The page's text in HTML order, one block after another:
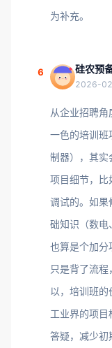
为补充。
6 硅农预
2026-
从企业招聘
一色的培训班
制器），其实
项目细节，比
调试的。如果
础知识（数电
也算是个加分
只是背了流
以，培训班
工业界的项
答疑，减少初